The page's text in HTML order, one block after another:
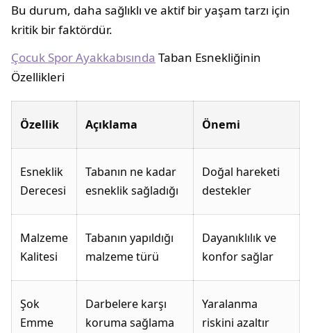
Bu durum, daha sağlıklı ve aktif bir yaşam tarzı için
kritik bir faktördür.
Çocuk Spor Ayakkabısında Taban Esnekliğinin
Özellikleri
Özellik Açıklama Önemi
Esneklik
Derecesi
Tabanın ne kadar
esneklik sağladığı
Doğal hareketi
destekler
Malzeme
Kalitesi
Tabanın yapıldığı
malzeme türü
Dayanıklılık ve
konfor sağlar
Şok
Emme
Darbelere karşı
koruma sağlama
Yaralanma
riskini azaltır